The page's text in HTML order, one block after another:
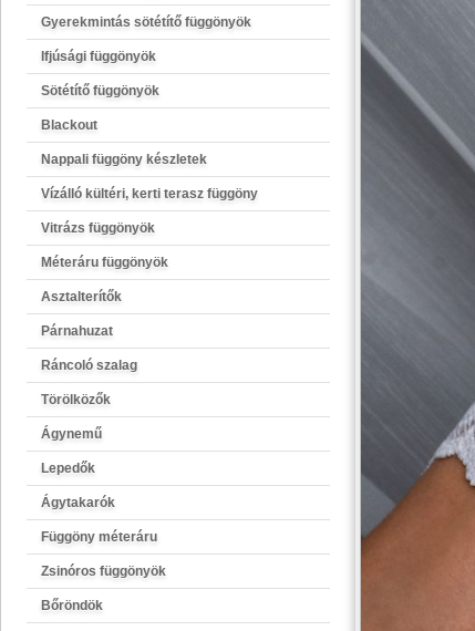
Gyerekmintás sötétítő függönyök
Ifjúsági függönyök
Sötétítő függönyök
Blackout
Nappali függöny készletek
Vízálló kültéri, kerti terasz függöny
Vitrázs függönyök
Méteráru függönyök
Asztalterítők
Párnahuzat
Ráncoló szalag
Törölközők
Ágynemű
Lepedők
Ágytakarók
Függöny méteráru
Zsinóros függönyök
Bőröndök